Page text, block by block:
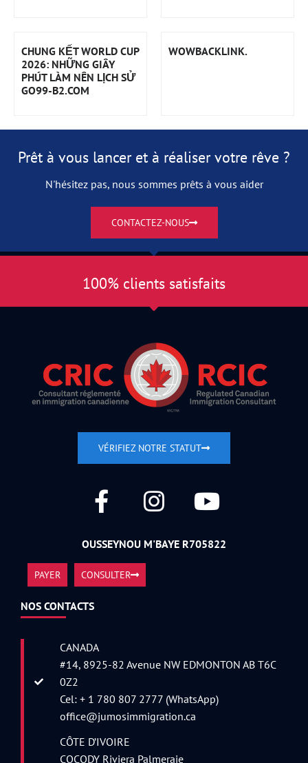
CHUNG KẾT WORLD CUP
2026: NHỮNG GIÂY
PHÚT LÀM NÊN LỊCH SỬ
GO99-B2.COM
WOWBACKLINK.
Prêt à vous lancer et à réaliser votre rêve ?
N'hésitez pas, nous sommes prêts à vous aider
CONTACTEZ-NOUS
100% clients satisfaits
VÉRIFIEZ NOTRE STATUT
OUSSEYNOU M'BAYE R705822
PAYER CONSULTER
NOS CONTACTS
CANADA
#14, 8925-82 Avenue NW EDMONTON AB T6C
0Z2
Cel: + 1 780 807 2777 (WhatsApp)
office@jumosimmigration.ca
CÔTE D’IVOIRE
COCODY Riviera Palmeraie